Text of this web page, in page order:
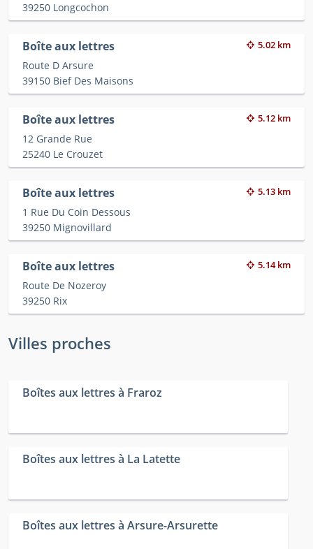
39250 Longcochon
Boîte aux lettres 5.02 km
Route D Arsure
39150 Bief Des Maisons
Boîte aux lettres 5.12 km
12 Grande Rue
25240 Le Crouzet
Boîte aux lettres 5.13 km
1 Rue Du Coin Dessous
39250 Mignovillard
Boîte aux lettres 5.14 km
Route De Nozeroy
39250 Rix
Villes proches
Boîtes aux lettres à Fraroz
Boîtes aux lettres à La Latette
Boîtes aux lettres à Arsure-Arsurette